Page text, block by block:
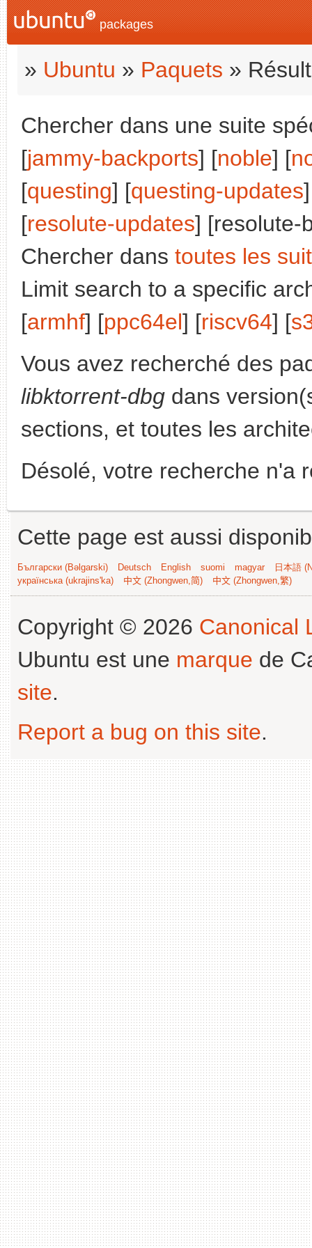
packages
» Ubuntu » Paquets »
Chercher dans une suite
[jammy-backports] [noble] [
[questing] [questing-updates
[resolute-updates] [resolute-
Chercher dans toutes les
Limit search to a specific
[armhf] [ppc64el] [riscv64] [
Vous avez recherché des
libktorrent-dbg dans
sections, et toutes les
Désolé, votre recherche n'a
Cette page est aussi
Български (Bəlgarski) Deutsch English suomi magyar
日本語
українська (ukrajins'ka)
中文 (Zhongwen,简) 中文 (Zhongwen,繁)
Copyright © 2026 Canonical
Ubuntu est une marque de
site.
Report a bug on this site.